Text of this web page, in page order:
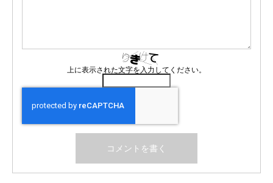
上に表示された文字を入力してください。